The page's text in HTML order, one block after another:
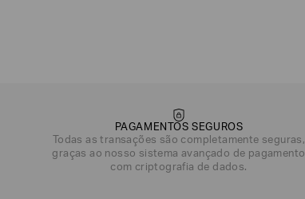
PAGAMENTOS SEGUROS
Todas as transações são completamente seguras,
graças ao nosso sistema avançado de pagamento
com criptografia de dados.